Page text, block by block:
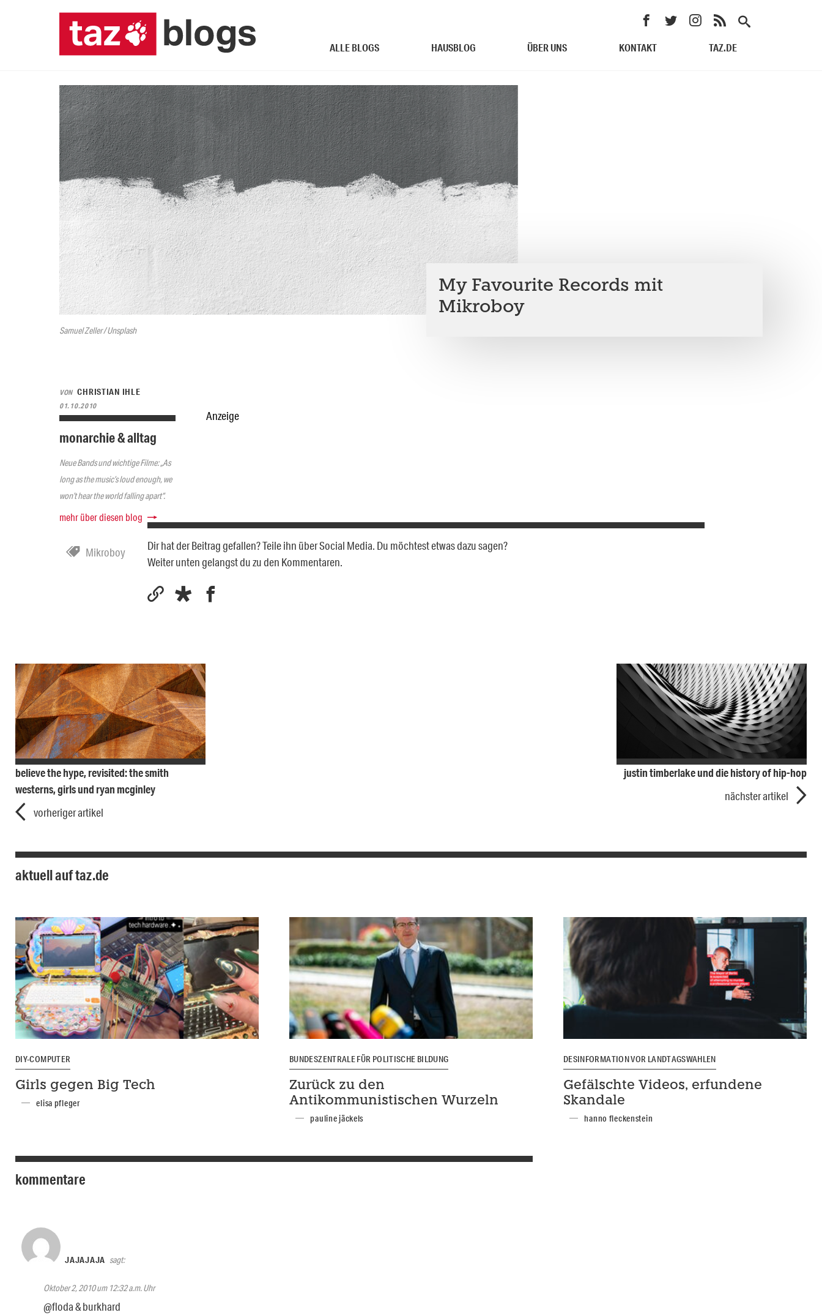
ALLE BLOGS HAUSBLOG ÜBER UNS KONTAKT TAZ.DE
Samuel Zeller / Unsplash
My Favourite Records mit
Mikroboy
VON CHRISTIAN IHLE
01.10.2010
monarchie & alltag
Neue Bands und wichtige Filme: „As
long as the music’s loud enough, we
won’t hear the world falling apart“.
mehr über diesen blog
Anzeige
Mikroboy
Dir hat der Beitrag gefallen? Teile ihn über Social Media. Du möchtest etwas dazu sagen?
Weiter unten gelangst du zu den Kommentaren.
believe the hype, revisited: the smith
westerns, girls und ryan mcginley
vorheriger artikel
justin timberlake und die history of hip-hop
nächster artikel
aktuell auf taz.de
DIY-COMPUTER
Girls gegen Big Tech
elisa pfleger
BUNDESZENTRALE FÜR POLITISCHE BILDUNG
Zurück zu den
Antikommunistischen Wurzeln
pauline jäckels
DESINFORMATION VOR LANDTAGSWAHLEN
Gefälschte Videos, erfundene
Skandale
hanno fleckenstein
kommentare
JAJAJAJA sagt:
Oktober 2, 2010 um 12:32 a.m. Uhr
@floda & burkhard